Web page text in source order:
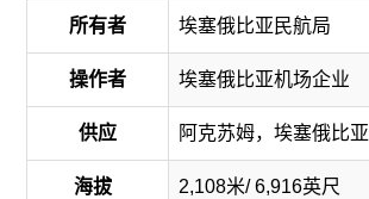
所有者 埃塞俄比亚民航局
操作者 埃塞俄比亚机场企业
供应 阿克苏姆，埃塞俄比亚
海拔 2,108米/ 6,916英尺